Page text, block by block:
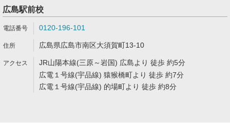
広島駅前校
0120-196-101
広島県広島市南区大須賀町13-10
JR山陽本線(三原～岩国) 広島より 徒歩 約5分
広電１号線(宇品線) 猿猴橋町より 徒歩 約7分
広電１号線(宇品線) 的場町より 徒歩 約8分